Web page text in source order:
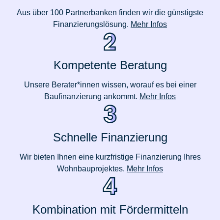
Aus über 100 Partnerbanken finden wir die günstigste
Finanzierungslösung. Mehr Infos
Kompetente Beratung
Unsere Berater*innen wissen, worauf es bei einer
Baufinanzierung ankommt. Mehr Infos
Schnelle Finanzierung
Wir bieten Ihnen eine kurzfristige Finanzierung Ihres
Wohnbauprojektes. Mehr Infos
Kombination mit Fördermitteln